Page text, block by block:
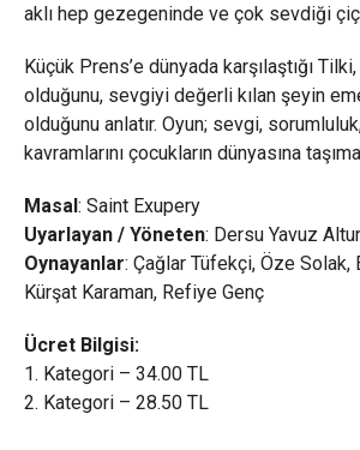
aklı hep gezegeninde ve çok sevdiği
Küçük Prens’e dünyada karşılaştığı
olduğunu, sevgiyi değerli kılan şeyin
olduğunu anlatır. Oyun; sevgi,
kavramlarını çocukların dünyasına
Masal: Saint Exupery
Uyarlayan / Yöneten: Dersu Yavuz
Oynayanlar: Çağlar Tüfekçi, Öze Solak,
Kürşat Karaman, Refiye Genç
Ücret Bilgisi:
1. Kategori – 34.00 TL
2. Kategori – 28.50 TL